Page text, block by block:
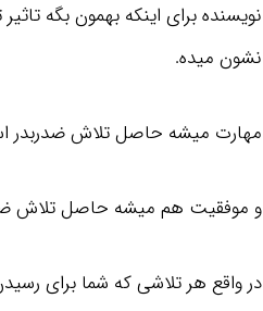
نویسنده برای اینکه بهمون بگه
نشون میده.
مهارت میشه حاصل تلاش ضدربدر
و موفقیت هم میشه حاصل تلاش
در واقع هر تلاشی که شما برای
خلاصه